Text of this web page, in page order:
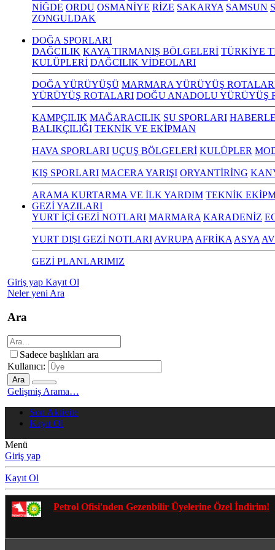
NİĞDE ORDU OSMANİYE RİZE SAKARYA SAMSUN
ZONGULDAK
DOĞA SPORLARI
DAĞCILIK KAYA TIRMANIŞ BÖLGELERİ TÜRKİYE
KULÜPLERİ DAĞCILIK VİDEOLARI
DOĞA YÜRÜYÜŞÜ MARMARA YÜRÜYÜŞ
YÜRÜYÜŞ ROTALARI DOĞU ANADOLU YÜRÜYÜŞ
KAMPÇILIK MAĞARACILIK SU SPORLARI
BALIKÇILIĞI TEKNİK VE EKİPMAN
HAVA SPORLARI UÇUŞ BÖLGELERİ KULÜPLER
KIŞ SPORLARI MACERA YARIŞI ORYANTİRİNG
ARAMA KURTARMA VE İLK YARDIM TEKNİK
GEZİ YAZILARI
YURT İÇİ GEZİ NOTLARI MARMARA KARADENİZ
YURT DIŞI GEZİ NOTLARI AVRUPA AFRİKA ASYA
GEZİ PLANLARIMIZ
Giriş yap Kayıt Ol
Neler yeni Ara
Ara
Sadece başlıkları ara
Kullanıcı:
Ara
Gelişmiş Arama…
Son Aktivite
Kayıt Ol
Menü
Giriş yap
Kayıt Ol
Gezenbilir Whatsapp